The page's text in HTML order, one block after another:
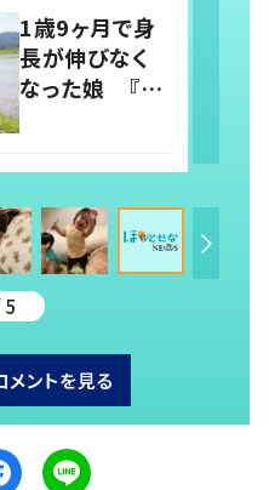
らしさを取り戻
すまで
1歳9ヶ月で身
長が伸びなく
なった娘 『社
会から孤立し
者』を変えるた
め、発信を続け
る母と娘に迫
る
ントを見る